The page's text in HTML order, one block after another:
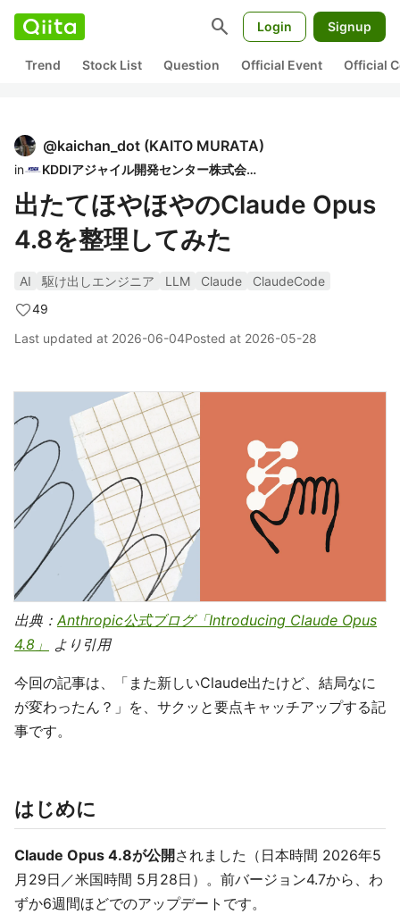
search Login Signup
Trend Stock List Question Official Event Official
@kaichan_dot (KAITO MURATA)
in KDDIアジャイル開発センター株式会社
出たてほやほやのClaude Opus
4.8を整理してみた
AI 駆け出しエンジニア LLM Claude
ClaudeCode
49
Last updated at 2026-06-04Posted at 2026-05-28
出典：Anthropic公式ブログ「Introducing Claude Opus
4.8」
より引用
今回の記事は、「また新しいClaude出たけど、結局なに
が変わったん？」を、サクッと要点キャッチアップする記
事です。
はじめに
Claude Opus 4.8が公開 されました（日本時間 2026年5
月29日／米国時間 5月28日）。前バージョン4.7から、わ
ずか6週間ほどでのアップデートです。